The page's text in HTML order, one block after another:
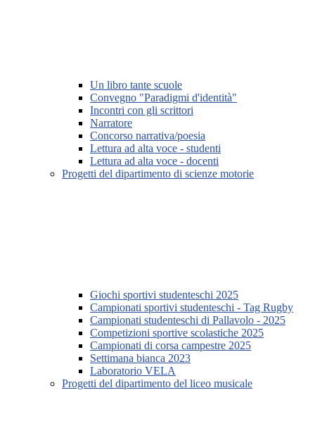
Un libro tante scuole
Convegno "Paradigmi d'identità"
Incontri con gli scrittori
Narratore
Concorso narrativa/poesia
Lettura ad alta voce - studenti
Lettura ad alta voce - docenti
Progetti del dipartimento di scienze motorie
Giochi sportivi studenteschi 2025
Campionati sportivi studenteschi - Tag Rugby
Campionati studenteschi di Pallavolo - 2025
Competizioni sportive scolastiche 2025
Campionati di corsa campestre 2025
Settimana bianca 2023
Laboratorio VELA
Progetti del dipartimento del liceo musicale